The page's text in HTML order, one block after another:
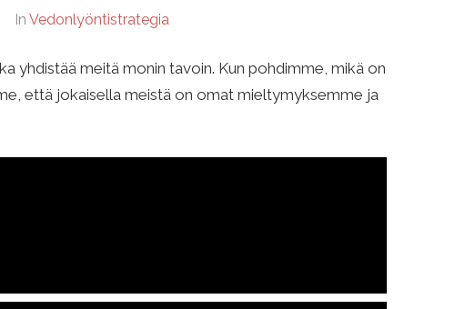
In Vedonlyöntistrategia
yhdistää meitä monin tavoin. Kun pohdimme, mikä on
että jokaisella meistä on omat mieltymyksemme ja